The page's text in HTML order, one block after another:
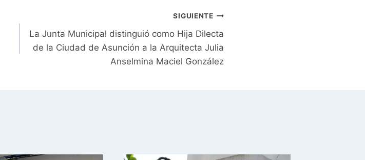
SIGUIENTE
La Junta Municipal distinguió como Hija Dilecta
de la Ciudad de Asunción a la Arquitecta Julia
Anselmina Maciel González